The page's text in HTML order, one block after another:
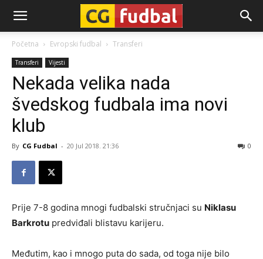
CG-
Fudbal
Početna Evropski fudbal Transferi
Transferi Vijesti
Nekada velika nada
švedskog fudbala ima novi
klub
By CG Fudbal - 20 Jul 2018. 21:36 0
Prije 7-8 godina mnogi fudbalski stručnjaci su Niklasu
Barkrotu predviđali blistavu karijeru.
Međutim, kao i mnogo puta do sada, od toga nije bilo